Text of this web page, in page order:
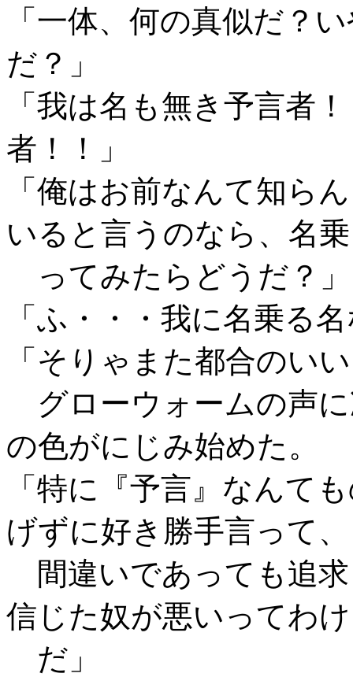
「一体、何の真似だ？
だ？」
「我は名も無き予言者
者！！」
「俺はお前なんて知ら
いると言うのなら、名乗
ってみたらどうだ？」
「ふ・・・我に名乗る
「そりゃまた都合のい
グローウォームの声
の色がにじみ始めた。
「特に『予言』なんて
げずに好き勝手言って、
間違いであっても追
信じた奴が悪いってわけ
だ」